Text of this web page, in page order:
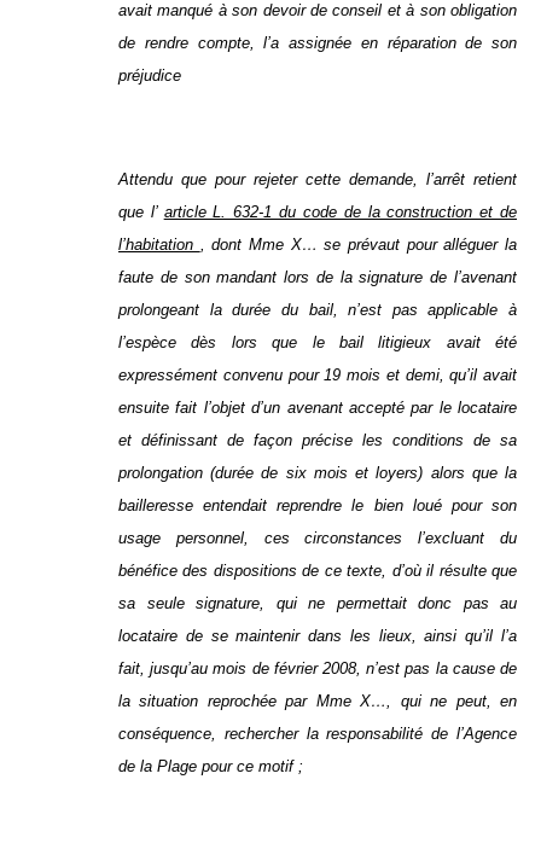
avait manqué à son devoir de conseil et à son obligation
de rendre compte, l’a assignée en réparation de son
préjudice
Attendu que pour rejeter cette demande, l’arrêt retient
que l’ article L. 632-1 du code de la construction et de
l’habitation , dont Mme X… se prévaut pour alléguer la
faute de son mandant lors de la signature de l’avenant
prolongeant la durée du bail, n’est pas applicable à
l’espèce dès lors que le bail litigieux avait été
expressément convenu pour 19 mois et demi, qu’il avait
ensuite fait l’objet d’un avenant accepté par le locataire
et définissant de façon précise les conditions de sa
prolongation (durée de six mois et loyers) alors que la
bailleresse entendait reprendre le bien loué pour son
usage personnel, ces circonstances l’excluant du
bénéfice des dispositions de ce texte, d’où il résulte que
sa seule signature, qui ne permettait donc pas au
locataire de se maintenir dans les lieux, ainsi qu’il l’a
fait, jusqu’au mois de février 2008, n’est pas la cause de
la situation reprochée par Mme X…, qui ne peut, en
conséquence, rechercher la responsabilité de l’Agence
de la Plage pour ce motif ;